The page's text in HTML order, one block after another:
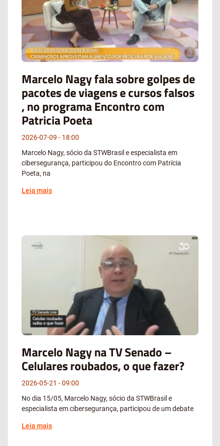
Marcelo Nagy fala sobre golpes de
pacotes de viagens e cursos falsos
, no programa Encontro com
Patricia Poeta
2026-07-09
18:00
Marcelo Nagy, sócio da STWBrasil e especialista em
cibersegurança, participou do Encontro com Patrícia
Poeta, na
Leia mais
Marcelo Nagy na TV Senado –
Celulares roubados, o que fazer?
2026-05-21
09:00
No dia 15/05, Marcelo Nagy, sócio da STWBrasil e
especialista em cibersegurança, participou de um debate
Leia mais